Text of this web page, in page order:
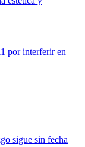
por interferir en